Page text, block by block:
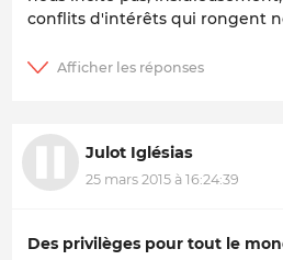
conflits d'intérêts qui rongent
Julot Iglésias
25 mars 2015 à 16:24:39
Des privilèges pour tout le